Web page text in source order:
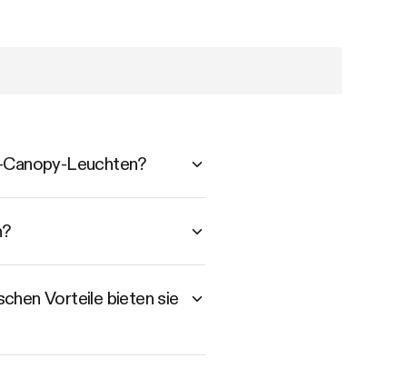
Leuchten?
Vorteile bieten sie